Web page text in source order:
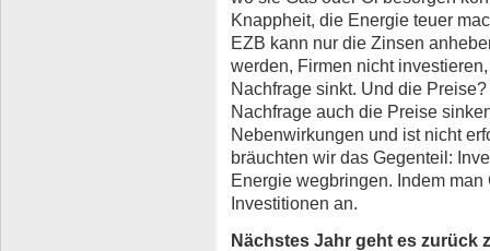
Knappheit, die Energie teuer
EZB kann nur die Zinsen
werden, Firmen nicht
Nachfrage sinkt. Und die
Nachfrage auch die Preise
Nebenwirkungen und ist nicht
bräuchten wir das Gegenteil:
Energie wegbringen. Indem
Investitionen an.
Nächstes Jahr geht es zurück